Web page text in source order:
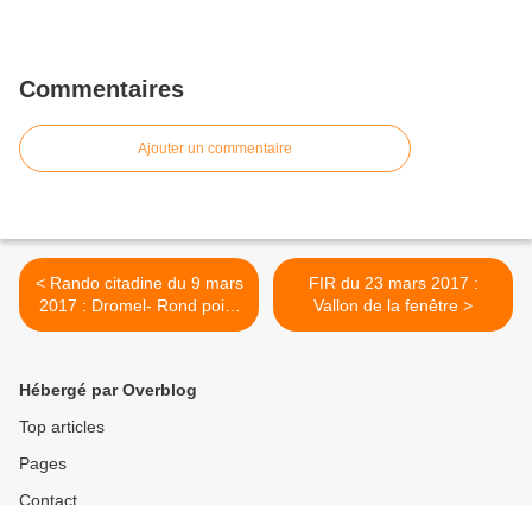
Commentaires
Ajouter un commentaire
< Rando citadine du 9 mars
2017 : Dromel- Rond point
du Prado ...en suivant
FIR du 23 mars 2017 :
Vallon de la fenêtre >
Hébergé par Overblog
Top articles
Pages
Contact